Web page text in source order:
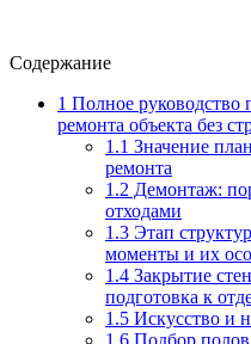
Содержание
1 Полное руководство
ремонта объекта без
1.1 Значение
ремонта
1.2 Демонтаж:
отходами
1.3 Этап
моменты и их
1.4 Закрытие
подготовка к
1.5 Искусство и
1.6 Подбор